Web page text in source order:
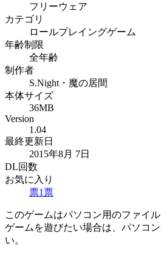
フリーウェア
カテゴリ
ロールプレイングゲーム
年齢制限
全年齢
制作者
S.Night・魔の居間
本体サイズ
36MB
Version
1.04
最終更新日
2015年8月 7日
DL回数
お気に入り
票1 票
このゲームはパソコン用のファイ
ゲームを遊びたい場合は、パソコ
い。